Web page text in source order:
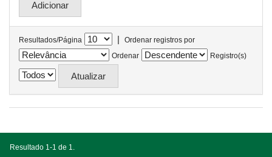
Resultados/Página |
Ordenar registros por
Ordenar
Registro(s)
Resultado 1-1 de 1.